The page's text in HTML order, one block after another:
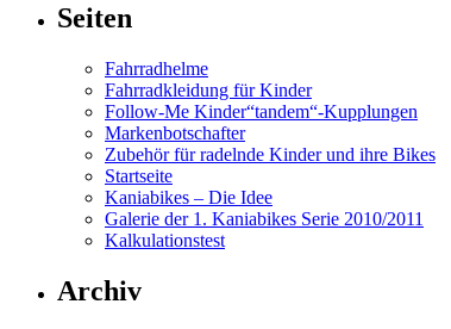
Seiten
Fahrradhelme
Fahrradkleidung für Kinder
Follow-Me Kinder“tandem“-Kupplungen
Markenbotschafter
Zubehör für radelnde Kinder und ihre Bikes
Startseite
Kaniabikes – Die Idee
Galerie der 1. Kaniabikes Serie 2010/2011
Kalkulationstest
Archiv